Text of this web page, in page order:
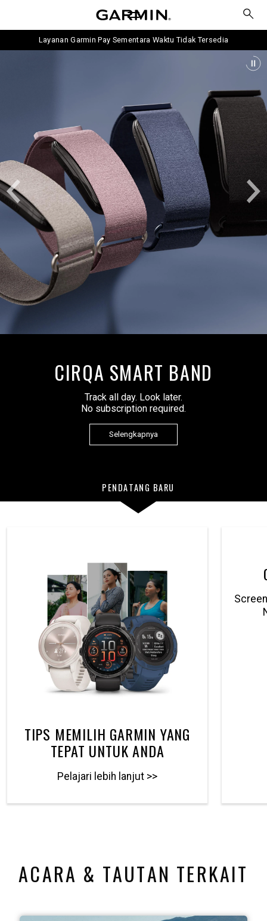
Layanan Garmin Pay Sementara Waktu Tidak Tersedia
CIRQA SMART BAND
Track all day. Look later.
No subscription required.
Selengkapnya
PENDATANG BARU
TIPS MEMILIH GARMIN YANG
TEPAT UNTUK ANDA
Pelajari lebih lanjut >>
ACARA & TAUTAN TERKAIT